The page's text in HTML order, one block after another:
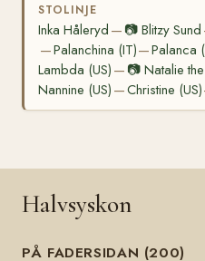
STOLINJE
Inka Håleryd — 📷Blitzy Sund
—Palanchina (IT)—Palanca
Lambda (US) — 📷Natalie
Nannine (US) —Christine (US)
Halvsyskon
PÅ FADERSIDAN (200)